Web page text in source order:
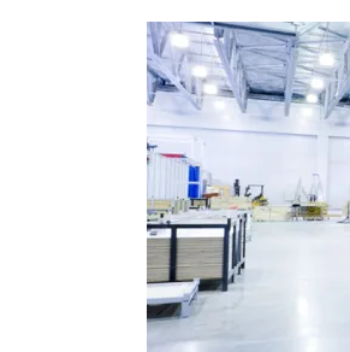
Image